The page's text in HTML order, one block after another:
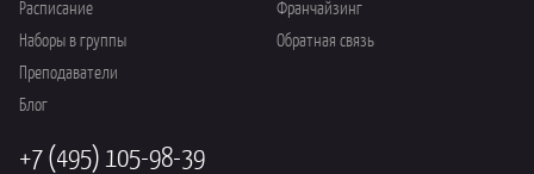
Расписание
Наборы в группы
Преподаватели
Блог
Франчайзинг
Обратная связь
+7 (495) 105-98-39